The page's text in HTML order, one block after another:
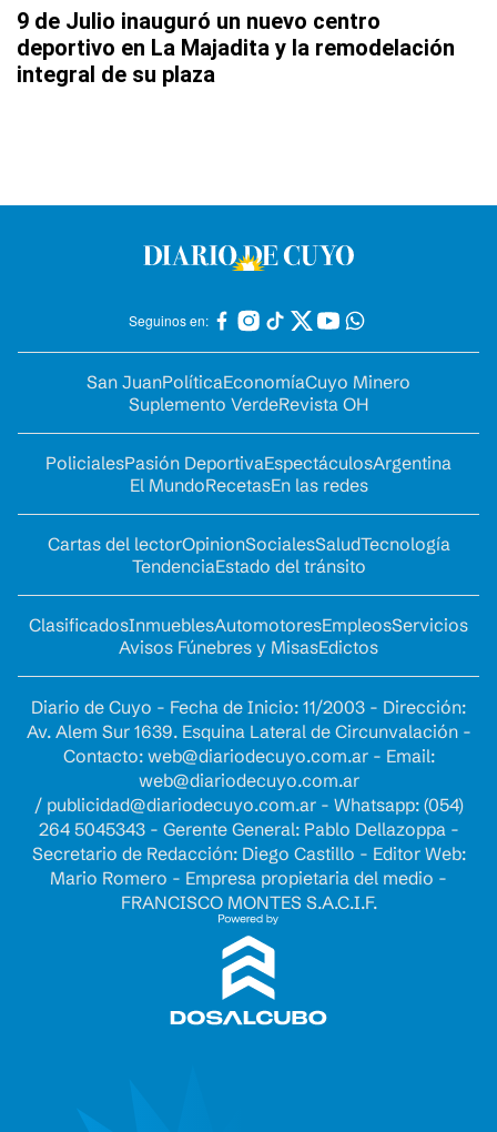
9 de Julio inauguró un nuevo centro
deportivo en La Majadita y la remodelación
integral de su plaza
Seguinos en:
San JuanPolíticaEconomíaCuyo Minero
Suplemento VerdeRevista OH
PolicialesPasión DeportivaEspectáculosArgentina
El MundoRecetasEn las redes
Cartas del lectorOpinionSocialesSaludTecnología
TendenciaEstado del tránsito
ClasificadosInmueblesAutomotoresEmpleosServicios
Avisos Fúnebres y MisasEdictos
Diario de Cuyo - Fecha de Inicio: 11/2003 - Dirección:
Av. Alem Sur 1639. Esquina Lateral de Circunvalación -
Contacto: web@diariodecuyo.com.ar- Email:
web@diariodecuyo.com.ar
/ publicidad@diariodecuyo.com.ar- Whatsapp: (054)
264 5045343 - Gerente General: Pablo Dellazoppa -
Secretario de Redacción: Diego Castillo - Editor Web:
Mario Romero - Empresa propietaria del medio -
FRANCISCO MONTES S.A.C.I.F.